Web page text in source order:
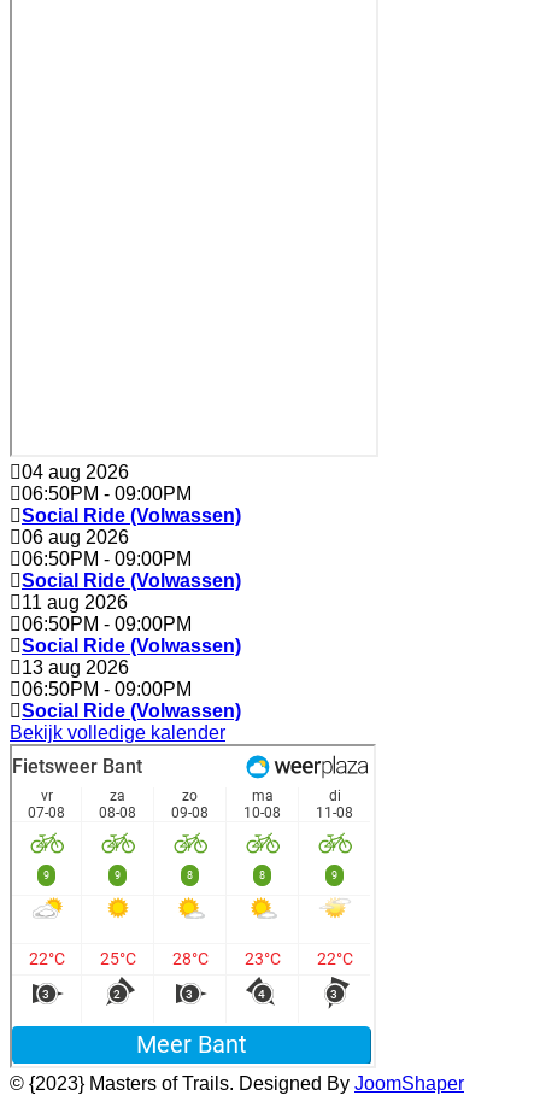
04 aug 2026
06:50PM - 09:00PM
Social Ride (Volwassen)
06 aug 2026
06:50PM - 09:00PM
Social Ride (Volwassen)
11 aug 2026
06:50PM - 09:00PM
Social Ride (Volwassen)
13 aug 2026
06:50PM - 09:00PM
Social Ride (Volwassen)
Bekijk volledige kalender
© {2023} Masters of Trails. Designed By JoomShaper